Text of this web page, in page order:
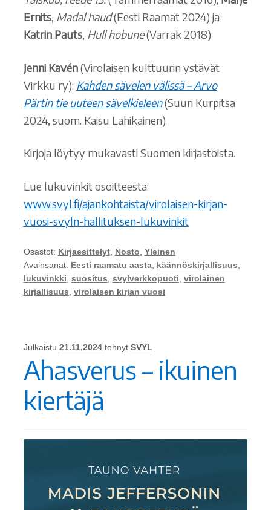
Ernits, Madal haud(Eesti Raamat 2024) ja
Katrin Pauts, Hull hobune(Varrak 2018)
Jenni Kavén(Virolaisen kulttuurin ystävät
Virkku ry): Kahden sävelen välissä – Arvo
Pärtin tie uuteen sävelkieleen(Suuri Kurpitsa
2024, suom. Kaisu Lahikainen)
Kirjoja löytyy mukavasti Suomen kirjastoista.
Lue lukuvinkit osoitteesta:
www.svyl.fi/ajankohtaista/virolaisen-kirjan-
vuosi-svyln-hallituksen-lukuvinkit
Osastot: Kirjaesittelyt, Nosto, Yleinen
Avainsanat: Eesti raamatu aasta, käännöskirjallisuus,
lukuvinkki, suositus, svylverkkopuoti, virolainen
kirjallisuus, virolaisen kirjan vuosi
Julkaistu 21.11.2024 tehnyt SVYL
Ahasverus – ikuinen
kiertäjä